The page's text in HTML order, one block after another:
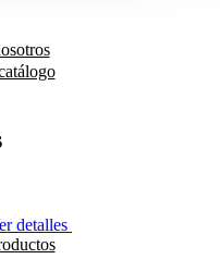
detalles